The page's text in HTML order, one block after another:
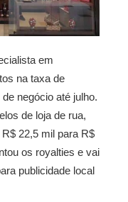
em
na taxa de
negócio até julho.
de loja de rua,
22,5 mil para R$
os royalties e vai
publicidade local